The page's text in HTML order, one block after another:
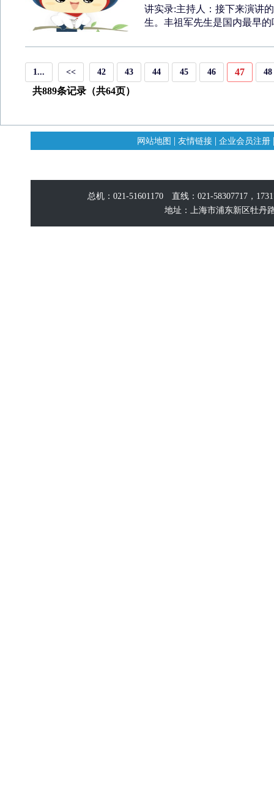
讲实录:主持人：接下来演讲
生。丰祖军先生是国内最早
1... << 42 43 44 45 46 47 48
共889条记录（共64页）
网站地图 | 友情链接 | 企业会员注册
总机：021-51601170 直线：021-58307717，
地址：上海市浦东新区牡丹